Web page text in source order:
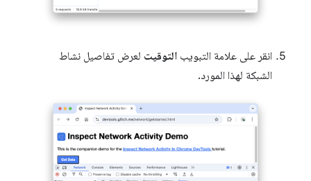
انقر على علامة التبويب التوقيت لعرض تفاصيل نشاط
الشبكة لهذا المورد.